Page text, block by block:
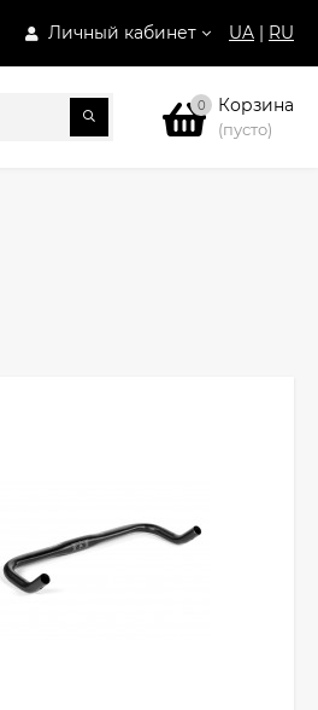
Личный кабинет UA | RU
0 Корзина
(пусто)